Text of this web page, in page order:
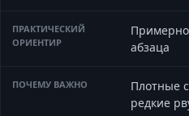
Примерно
абзаца
Плотные
редкие